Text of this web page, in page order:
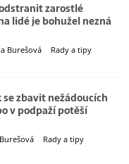
zarostlé
lidé je bohužel nezná
Burešová Rady a tipy
zbavit nežádoucích
v podpaží potěší
Rady a tipy